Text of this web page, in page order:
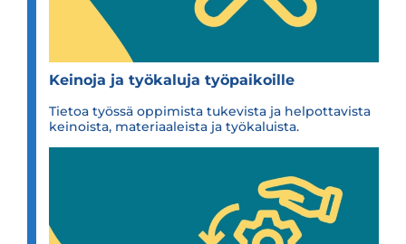
Kei­noja ja työ­ka­luja työ­pai­koille
Tietoa työssä oppimista tukevista ja helpottavista
keinoista, materiaaleista ja työkaluista.